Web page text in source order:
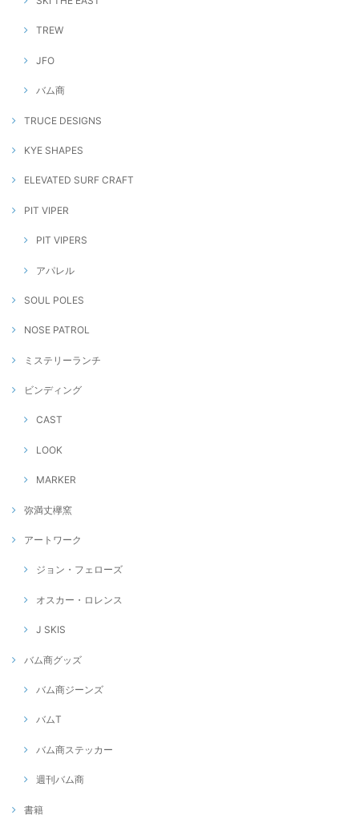
TREW
JFO
バム商
TRUCE DESIGNS
KYE SHAPES
ELEVATED SURF CRAFT
PIT VIPER
PIT VIPERS
アパレル
SOUL POLES
NOSE PATROL
ミステリーランチ
ビンディング
CAST
LOOK
MARKER
弥満丈欅窯
アートワーク
ジョン・フェローズ
オスカー・ロレンス
J SKIS
バム商グッズ
バム商ジーンズ
バムT
バム商ステッカー
週刊バム商
書籍